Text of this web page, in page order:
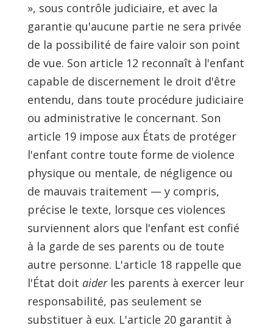
», sous contrôle judiciaire, et avec la
garantie qu'aucune partie ne sera privée
de la possibilité de faire valoir son point
de vue. Son article 12 reconnaît à l'enfant
capable de discernement le droit d'être
entendu, dans toute procédure judiciaire
ou administrative le concernant. Son
article 19 impose aux États de protéger
l'enfant contre toute forme de violence
physique ou mentale, de négligence ou
de mauvais traitement — y compris,
précise le texte, lorsque ces violences
surviennent alors que l'enfant est confié
à la garde de ses parents ou de toute
autre personne. L'article 18 rappelle que
l'État doit aiderles parents à exercer leur
responsabilité, pas seulement se
substituer à eux. L'article 20 garantit à